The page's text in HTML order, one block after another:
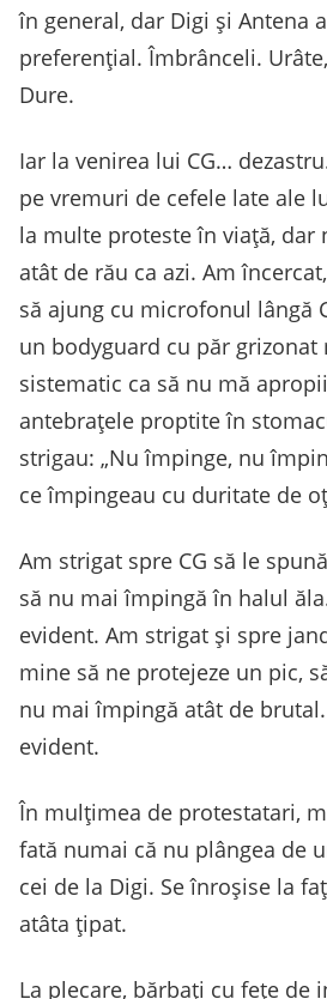
în general, dar Digi și Antena
preferențial. Îmbrânceli.
Dure.
Iar la venirea lui CG…
pe vremuri de cefele late ale
la multe proteste în viață, dar
atât de rău ca azi. Am
să ajung cu microfonul lângă
un bodyguard cu păr grizonat
sistematic ca să nu mă
antebrațele proptite în
strigau: „Nu împinge, nu
ce împingeau cu duritate de
Am strigat spre CG să le
să nu mai împingă în halul
evident. Am strigat și spre
mine să ne protejeze un pic,
nu mai împingă atât de
evident.
În mulțimea de protestatari,
fată numai că nu plângea de
cei de la Digi. Se înroșise la
atâta țipat.
La plecare, bărbați cu fețe de